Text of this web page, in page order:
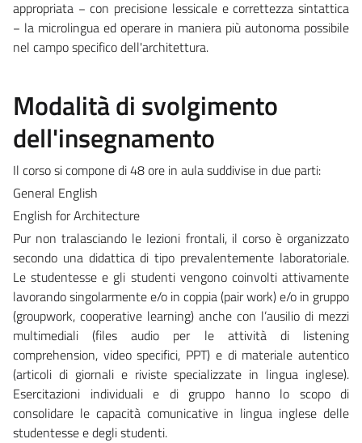
appropriata − con precisione lessicale e correttezza sintattica
− la microlingua ed operare in maniera più autonoma possibile
nel campo specifico dell'architettura.
Modalità di svolgimento
dell'insegnamento
Il corso si compone di 48 ore in aula suddivise in due parti:
General English
English for Architecture
Pur non tralasciando le Iezioni frontali, il corso è organizzato
secondo una didattica di tipo prevalentemente laboratoriale.
Le studentesse e gli studenti vengono coinvolti attivamente
lavorando singolarmente e/o in coppia (pair work) e/o in gruppo
(groupwork, cooperative learning) anche con l’ausilio di mezzi
multimediali (files audio per le attività di listening
comprehension, video specifici, PPT) e di materiale autentico
(articoli di giornali e riviste specializzate in lingua inglese).
Esercitazioni individuali e di gruppo hanno lo scopo di
consolidare le capacità comunicative in lingua inglese delle
studentesse e degli studenti.